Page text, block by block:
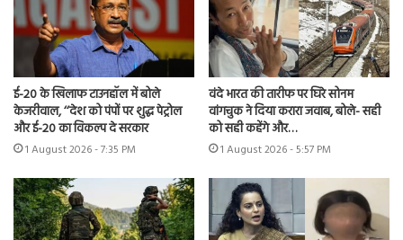
ई-20 के खिलाफ टाउनहॉल में बोले
केजरीवाल, ‘‘देश को पंपों पर शुद्ध पेट्रोल
और ई-20 का विकल्प दे सरकार
1 August 2026 - 7:35 PM
वंदे भारत की तारीफ पर घिरे सोनम
वांगचुक ने दिया करारा जवाब, बोले- सही
को सही कहेंगे और…
1 August 2026 - 5:57 PM